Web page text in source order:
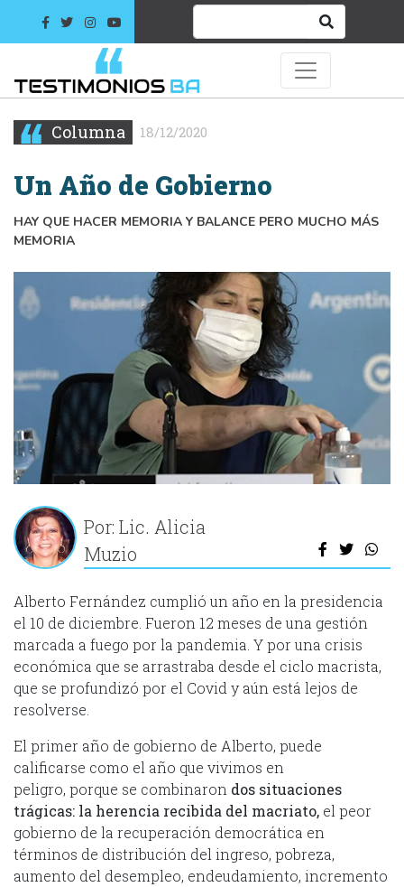
Columna 18/12/2020
Un Año de Gobierno
HAY QUE HACER MEMORIA Y BALANCE PERO MUCHO MÁS
MEMORIA
Por: Lic. Alicia
Muzio
Alberto Fernández cumplió un año en la presidencia
el 10 de diciembre. Fueron 12 meses de una gestión
marcada a fuego por la pandemia. Y por una crisis
económica que se arrastraba desde el ciclo macrista,
que se profundizó por el Covid y aún está lejos de
resolverse.
El primer año de gobierno de Alberto, puede
calificarse como el año que vivimos en
peligro, porque se combinaron dos situaciones
trágicas: la herencia recibida del macriato, el peor
gobierno de la recuperación democrática en
términos de distribución del ingreso, pobreza,
aumento del desempleo, endeudamiento, incremento